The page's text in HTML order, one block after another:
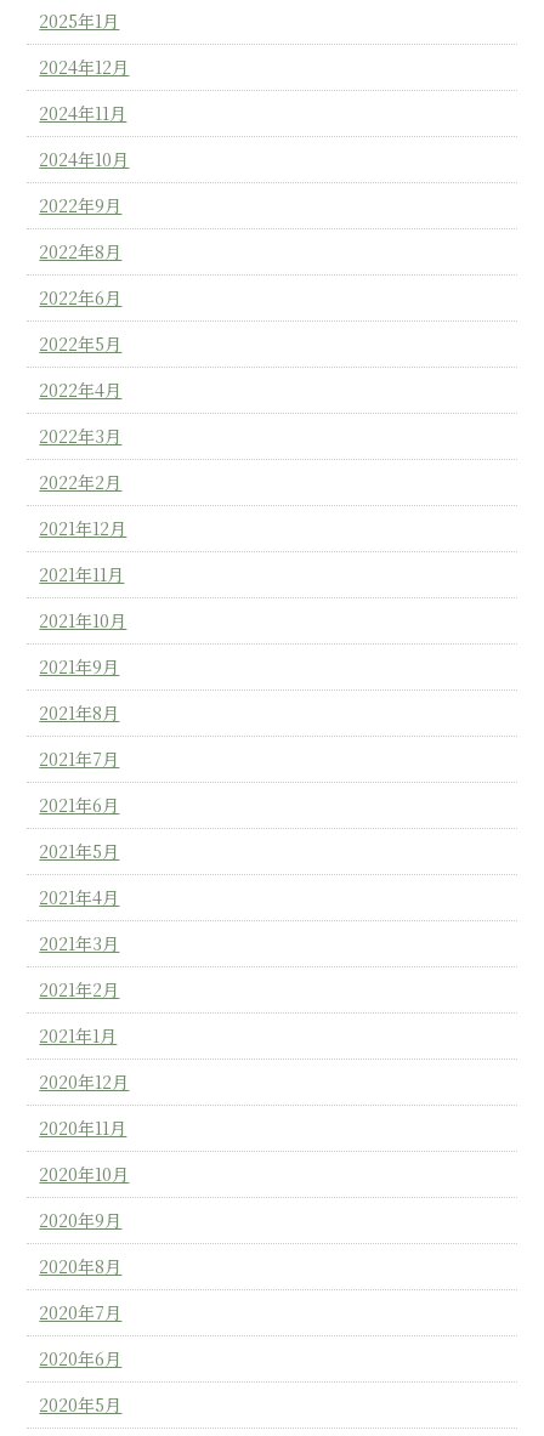
2025年1月
2024年12月
2024年11月
2024年10月
2022年9月
2022年8月
2022年6月
2022年5月
2022年4月
2022年3月
2022年2月
2021年12月
2021年11月
2021年10月
2021年9月
2021年8月
2021年7月
2021年6月
2021年5月
2021年4月
2021年3月
2021年2月
2021年1月
2020年12月
2020年11月
2020年10月
2020年9月
2020年8月
2020年7月
2020年6月
2020年5月